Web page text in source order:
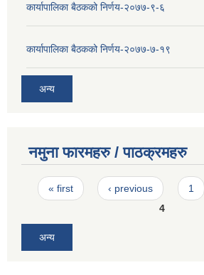
कार्यापालिका बैठकको निर्णय-२०७७-९-६
कार्यापालिका बैठकको निर्णय-२०७७-७-१९
अन्य
नमुना फारमहरु / पाठक्रमहरु
Pages
« first ‹ previous 1
4
अन्य